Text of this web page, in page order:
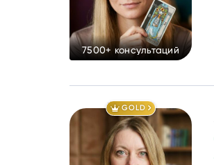
7500+ консультаций
GOLD